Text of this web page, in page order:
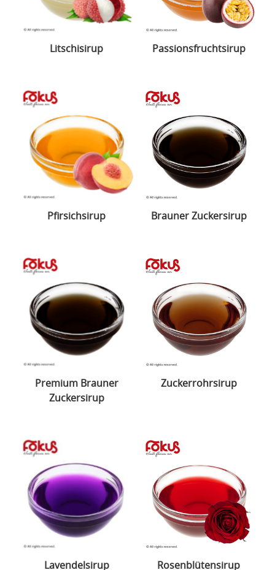
Litschisirup Passionsfruchtsirup
Pfirsichsirup Brauner Zuckersirup
Premium Brauner
Zuckersirup
Zuckerrohrsirup
Lavendelsirup Rosenblütensirup